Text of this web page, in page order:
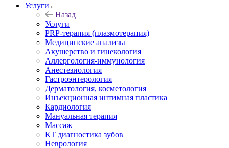
Услуги
Назад
Услуги
PRP-терапия (плазмотерапия)
Медицинские анализы
Акушерство и гинекология
Аллергология-иммунология
Анестезиология
Гастроэнтерология
Дерматология, косметология
Инъекционная интимная пластика
Кардиология
Мануальная терапия
Массаж
КТ диагностика зубов
Неврология